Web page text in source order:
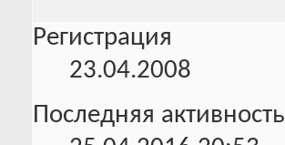
Регистрация
23.04.2008
Последняя активность